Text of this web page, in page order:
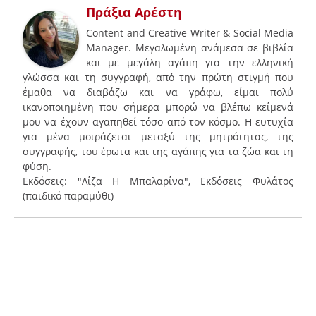
Πράξια Αρέστη
Content and Creative Writer & Social Media
Manager. Μεγαλωμένη ανάμεσα σε βιβλία
και με μεγάλη αγάπη για την ελληνική
γλώσσα και τη συγγραφή, από την πρώτη στιγμή που
έμαθα να διαβάζω και να γράφω, είμαι πολύ
ικανοποιημένη που σήμερα μπορώ να βλέπω κείμενά
μου να έχουν αγαπηθεί τόσο από τον κόσμο. Η ευτυχία
για μένα μοιράζεται μεταξύ της μητρότητας, της
συγγραφής, του έρωτα και της αγάπης για τα ζώα και τη
φύση.
Εκδόσεις: "Λίζα Η Μπαλαρίνα", Εκδόσεις Φυλάτος
(παιδικό παραμύθι)